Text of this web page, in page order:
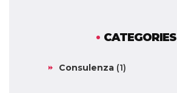
CATEGORIES
Consulenza (1)